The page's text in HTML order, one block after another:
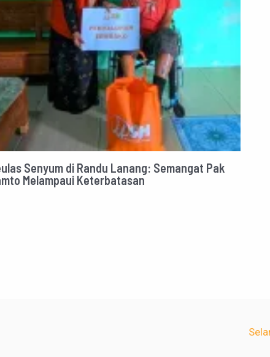
Senyum di Randu Lanang: Semangat Pak
Melampaui Keterbatasan